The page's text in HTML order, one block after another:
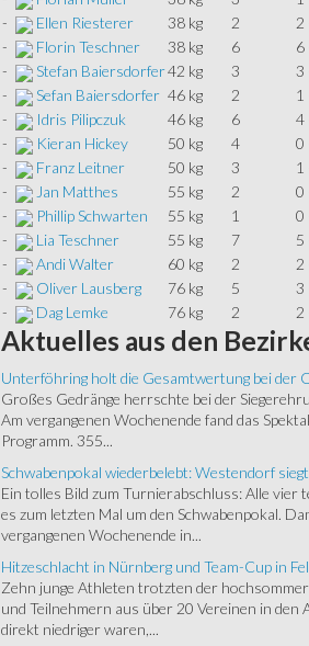
-
Ellen Riesterer 38 kg 2 2
-
Florin Teschner 38 kg 6 6
-
Stefan Baiersdorfer42 kg 3 3
-
Sefan Baiersdorfer 46 kg 2 1
-
Idris Pilipczuk 46 kg 6 4
-
Kieran Hickey 50 kg 4 0
-
Franz Leitner 50 kg 3 1
-
Jan Matthes 55 kg 2 0
-
Phillip Schwarten 55 kg 1 0
-
Lia Teschner 55 kg 7 5
-
Andi Walter 60 kg 2 2
-
Oliver Lausberg 76 kg 5 3
-
Dag Lemke 76 kg 2 2
Aktuelles aus den
Unterföhring holt die Gesamtwertung bei der
Großes Gedränge herrschte bei der
Am vergangenen Wochenende fand das
Programm. 355...
Schwabenpokal wiederbelebt: Westendorf
Ein tolles Bild zum Turnierabschluss: Alle
es zum letzten Mal um den Schwabenpokal.
vergangenen Wochenende in...
Hitzeschlacht in Nürnberg und Team-Cup in
Zehn junge Athleten trotzten der
und Teilnehmern aus über 20 Vereinen in
direkt niedriger waren,...